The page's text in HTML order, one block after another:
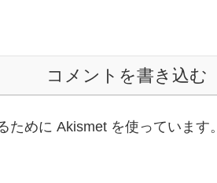
コメントを書き込む
ために Akismet を使っています。